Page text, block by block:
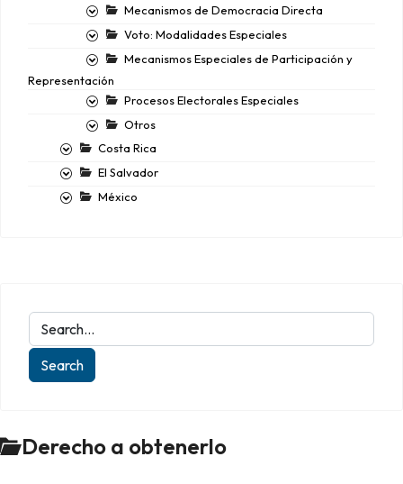
Mecanismos de Democracia Directa
Voto: Modalidades Especiales
Mecanismos Especiales de Participación y
Representación
Procesos Electorales Especiales
Otros
Costa Rica
El Salvador
México
Derecho a obtenerlo